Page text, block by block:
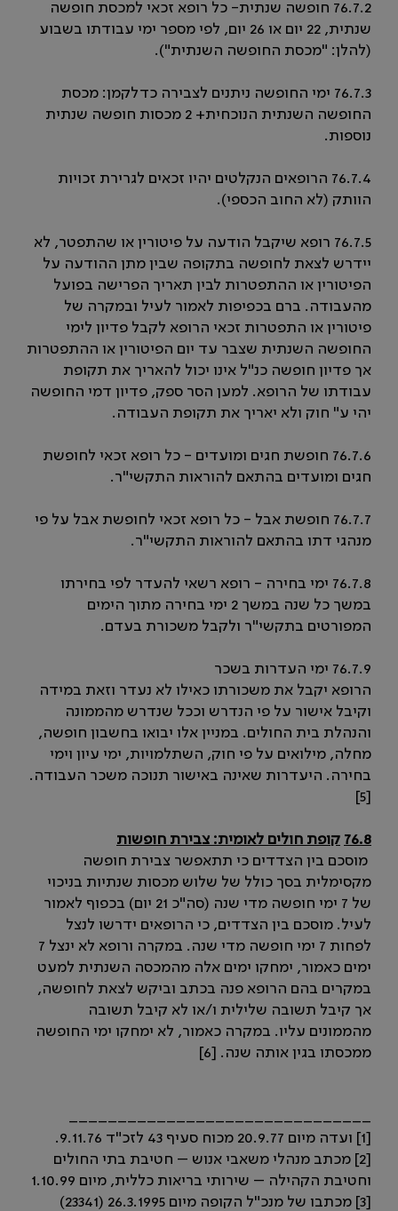
76.7.2 חופשה שנתית- כל רופא זכאי למכסת חופשה
שנתית, 22 יום או 26 יום, לפי מספר ימי עבודתו בשבוע
(להלן: "מכסת החופשה השנתית").
76.7.3 ימי החופשה ניתנים לצבירה כדלקמן: מכסת
החופשה השנתית הנוכחית+ 2 מכסות חופשה שנתית
נוספות.
76.7.4 הרופאים הנקלטים יהיו זכאים לגרירת זכויות
הוותק (לא החוב הכספי).
76.7.5 רופא שיקבל הודעה על פיטורין או שהתפטר, לא
יידרש לצאת לחופשה בתקופה שבין מתן ההודעה על
הפיטורין או ההתפטרות לבין תאריך הפרישה בפועל
מהעבודה. ברם בכפיפות לאמור לעיל ובמקרה של
פיטורין או התפטרות זכאי הרופא לקבל פדיון לימי
החופשה השנתית שצבר עד יום הפיטורין או ההתפטרות
אך פדיון חופשה כנ"ל אינו יכול להאריך את תקופת
עבודתו של הרופא. למען הסר ספק, פדיון דמי החופשה
יהי ע" חוק ולא יאריך את תקופת העבודה.
76.7.6 חופשת חגים ומועדים - כל רופא זכאי לחופשת
חגים ומועדים בהתאם להוראות התקשי"ר.
76.7.7 חופשת אבל - כל רופא זכאי לחופשת אבל על פי
מנהגי דתו בהתאם להוראות התקשי"ר.
76.7.8 ימי בחירה - רופא רשאי להעדר לפי בחירתו
במשך כל שנה במשך 2 ימי בחירה מתוך הימים
המפורטים בתקשי"ר ולקבל משכורת בעדם.
76.7.9 ימי העדרות בשכר
הרופא יקבל את משכורתו כאילו לא נעדר וזאת במידה
וקיבל אישור על פי הנדרש וככל שנדרש מהממונה
והנהלת בית החולים. במניין אלו יבואו בחשבון חופשה,
מחלה, מילואים על פי חוק, השתלמויות, ימי עיון וימי
בחירה. היעדרות שאינה באישור תנוכה משכר העבודה.
[5]
76.8 קופת חולים לאומית: צבירת חופשות
מוסכם בין הצדדים כי תתאפשר צבירת חופשה
מקסימלית בסך כולל של שלוש מכסות שנתיות בניכוי
של 7 ימי חופשה מדי שנה (סה"כ 21 יום) בכפוף לאמור
לעיל. מוסכם בין הצדדים, כי הרופאים ידרשו לנצל
לפחות 7 ימי חופשה מדי שנה. במקרה ורופא לא ינצל 7
ימים כאמור, ימחקו ימים אלה מהמכסה השנתית למעט
במקרים בהם הרופא פנה בכתב וביקש לצאת לחופשה,
אך קיבל תשובה שלילית ו/או לא קיבל תשובה
מהממונים עליו. במקרה כאמור, לא ימחקו ימי החופשה
ממכסתו בגין אותה שנה. [6]
[1] ועדה מיום 20.9.77 מכוח סעיף 43 לזכ"ד 9.11.76.
[2] מכתב מנהלי משאבי אנוש – חטיבת בתי החולים
וחטיבת הקהילה – שירותי בריאות כללית, מיום 1.10.99
[3] מכתבו של מנכ"ל הקופה מיום 26.3.1995 (23341)